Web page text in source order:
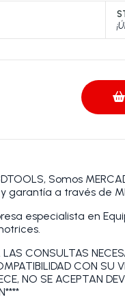
Somos
garantía a través de
especialista en
CONSULTAS
CON SU
NO SE ACEPTAN